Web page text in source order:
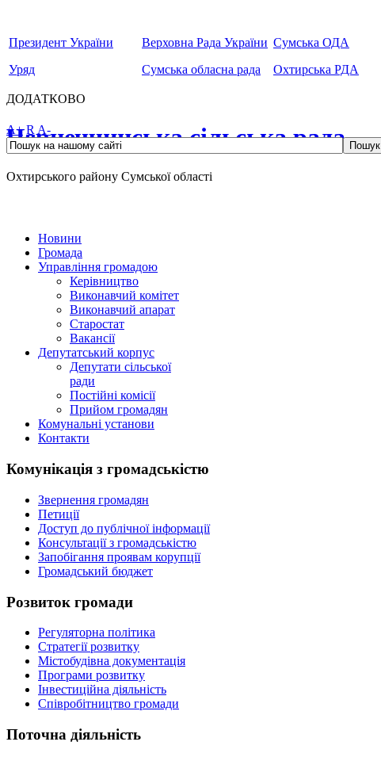
Президент України
Уряд
Верховна Рада України
Сумська обласна рада
Сумська ОДА
Охтирська РДА
ДОДАТКОВО
Чернеччинська сільська рада
Охтирського району Сумської області
A+ RA-
Пошук
Новини
Громада
Управління громадою
Керівництво
Виконавчий комітет
Виконавчий апарат
Старостат
Вакансії
Депутатський корпус
Депутати сільської
ради
Постійні комісії
Прийом громадян
Комунальні установи
Контакти
Комунікація з громадськістю
Звернення громадян
Петиції
Доступ до публічної інформації
Консультації з громадськістю
Запобігання проявам корупції
Громадський бюджет
Розвиток громади
Регуляторна політика
Стратегії розвитку
Містобудівна документація
Програми розвитку
Інвестиційна діяльність
Співробітництво громади
Поточна діяльність